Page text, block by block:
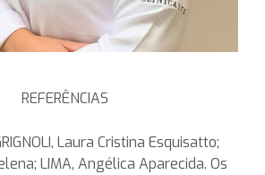
REFERÊNCIAS
Laura Cristina Esquisatto;
LIMA, Angélica Aparecida. Os